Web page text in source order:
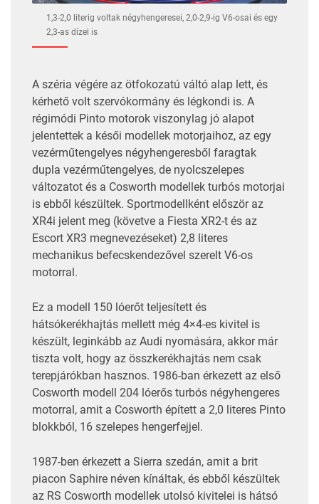
1,3-2,0 literig voltak négyhengeresei, 2,0-2,9-ig V6-osai és egy
2,3-as dízel is
A széria végére az ötfokozatú váltó alap lett, és
kérhető volt szervókormány és légkondi is. A
régimódi Pinto motorok viszonylag jó alapot
jelentettek a késői modellek motorjaihoz, az egy
vezérműtengelyes négyhengeresből faragtak
dupla vezérműtengelyes, de nyolcszelepes
változatot és a Cosworth modellek turbós motorjai
is ebből készültek. Sportmodellként először az
XR4i jelent meg (követve a Fiesta XR2-t és az
Escort XR3 megnevezéseket) 2,8 literes
mechanikus befecskendezővel szerelt V6-os
motorral.
Ez a modell 150 lóerőt teljesített és
hátsókerékhajtás mellett még 4×4-es kivitel is
készült, leginkább az Audi nyomására, akkor már
tiszta volt, hogy az összkerékhajtás nem csak
terepjárókban hasznos. 1986-ban érkezett az első
Cosworth modell 204 lóerős turbós négyhengeres
motorral, amit a Cosworth épített a 2,0 literes Pinto
blokkból, 16 szelepes hengerfejjel.
1987-ben érkezett a Sierra szedán, amit a brit
piacon Saphire néven kínáltak, és ebből készültek
az RS Cosworth modellek utolsó kivitelei is hátsó